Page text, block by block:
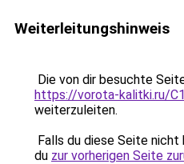
Weiterleitungshinweis
Die von dir besuchte
https://vorota-kalitki.ru/
weiterzuleiten.
Falls du diese Seite
du zur vorherigen Seite